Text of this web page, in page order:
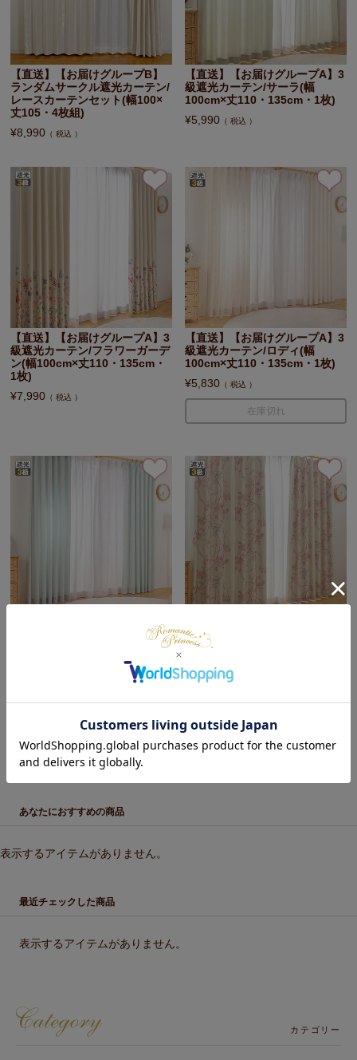
【直送】【お届けグループB】
ランダムサークル遮光カーテン/
レースカーテンセット(幅100×
丈105・4枚組)
¥8,990 税込
【直送】【お届けグループA】3
級遮光カーテン/サーラ(幅
100cm×丈110・135cm・1枚)
¥5,990 税込
【直送】【お届けグループA】3
級遮光カーテン/フラワーガーデ
ン(幅100cm×丈110・135cm・
1枚)
¥7,990 税込
【直送】【お届けグループA】3
級遮光カーテン/ロディ(幅
100cm×丈110・135cm・1枚)
¥5,830 税込
在庫切れ
【直送】【お届けグループA】3
在庫切れ
級遮光カーテン/マイティ(幅
100cm×丈110・135cm・1枚)
¥6,380 税込
在庫切れ
あなたにおすすめの商品
表示するアイテムがありません。
最近チェックした商品
表示するアイテムがありません。
カテゴリー